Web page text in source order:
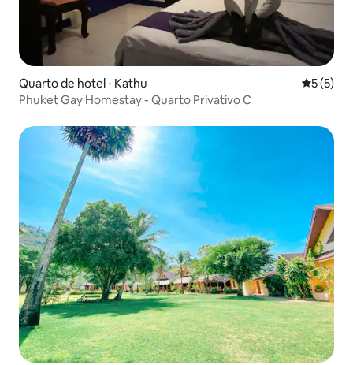
Quarto de hotel ⋅ Kathu 5 de
5 (5)
Phuket Gay Homestay - Quarto Privativo C